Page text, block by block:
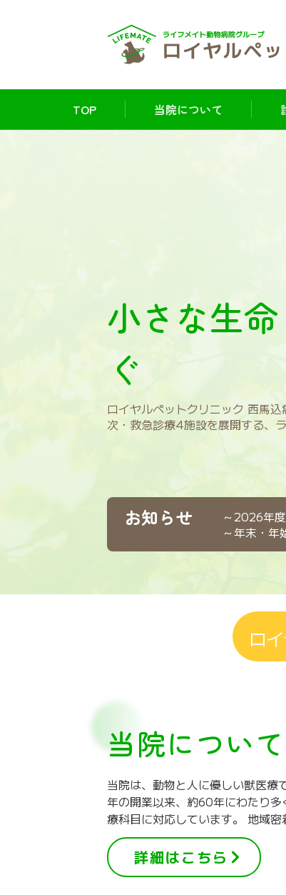
TOP 当院について
小さな生
ぐ
ロイヤルペットクリニック 西馬
次・救急診療4施設を展開する、
お知らせ
～2026年
～年末・年
ロ
当院について
当院は、動物と人に優しい獣医
年の開業以来、約60年にわたり
療科目に対応しています。 地域
詳細はこちら